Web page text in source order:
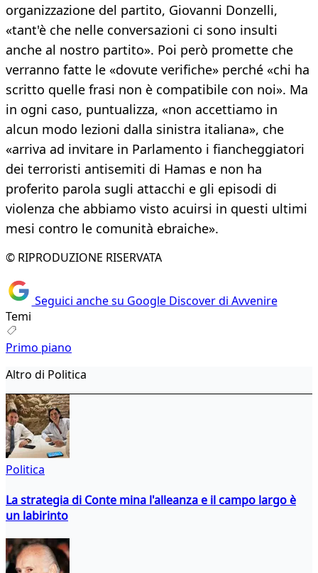
organizzazione del partito, Giovanni Donzelli,
«tant'è che nelle conversazioni ci sono insulti
anche al nostro partito». Poi però promette che
verranno fatte le «dovute verifiche» perché «chi ha
scritto quelle frasi non è compatibile con noi». Ma
in ogni caso, puntualizza, «non accettiamo in
alcun modo lezioni dalla sinistra italiana», che
«arriva ad invitare in Parlamento i fiancheggiatori
dei terroristi antisemiti di Hamas e non ha
proferito parola sugli attacchi e gli episodi di
violenza che abbiamo visto acuirsi in questi ultimi
mesi contro le comunità ebraiche».
© RIPRODUZIONE RISERVATA
Seguici anche su Google Discover di Avvenire
Temi
Primo piano
Altro di Politica
Politica
La strategia di Conte mina l'alleanza e il campo largo è
un labirinto